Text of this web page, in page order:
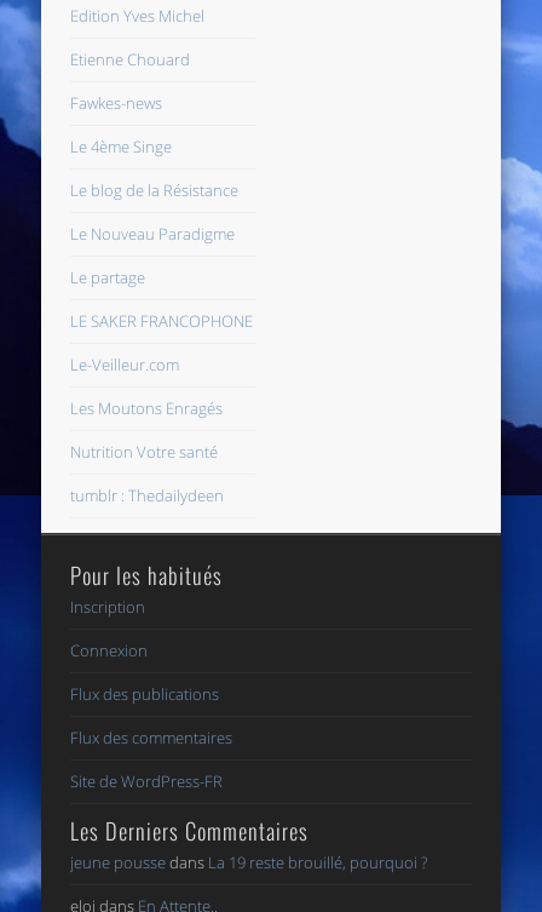
Edition Yves Michel
Etienne Chouard
Fawkes-news
Le 4ème Singe
Le blog de la Résistance
Le Nouveau Paradigme
Le partage
LE SAKER FRANCOPHONE
Le-Veilleur.com
Les Moutons Enragés
Nutrition Votre santé
tumblr : Thedailydeen
Pour les habitués
Inscription
Connexion
Flux des publications
Flux des commentaires
Site de WordPress-FR
Les Derniers Commentaires
jeune poussedans La 19 reste brouillé, pourquoi ?
eloi dans En Attente..